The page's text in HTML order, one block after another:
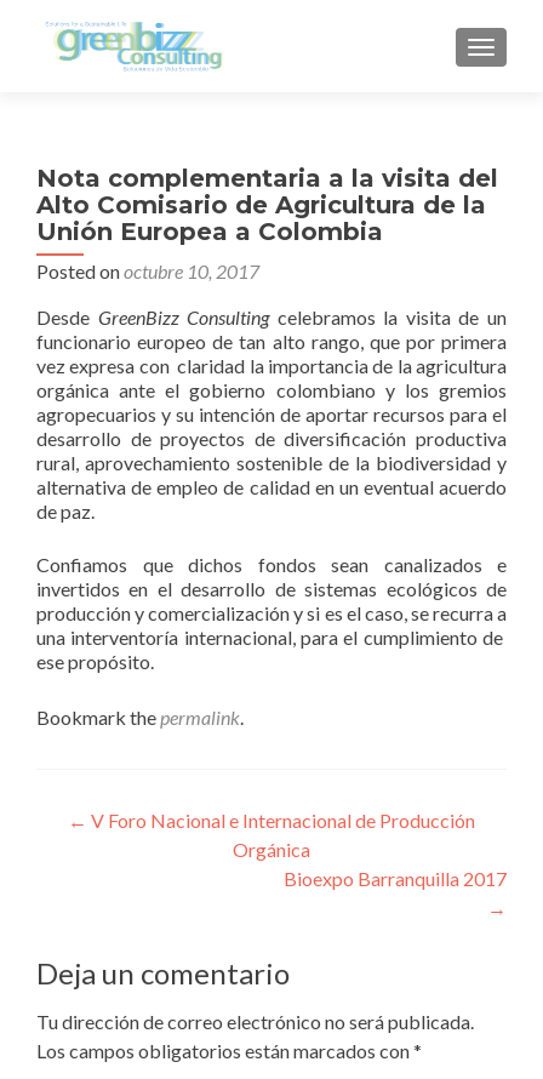
Nota complementaria a la visita del
Alto Comisario de Agricultura de la
Unión Europea a Colombia
Posted onoctubre 10, 2017
Desde GreenBizz Consultingcelebramos la visita de un
funcionario europeo de tan alto rango, que por primera
vez expresa con claridad la importancia de la agricultura
orgánica ante el gobierno colombiano y los gremios
agropecuarios y su intención de aportar recursos para el
desarrollo de proyectos de diversificación productiva
rural, aprovechamiento sostenible de la biodiversidad y
alternativa de empleo de calidad en un eventual acuerdo
de paz.
Confiamos que dichos fondos sean canalizados e
invertidos en el desarrollo de sistemas ecológicos de
producción y comercialización y si es el caso, se recurra a
una interventoría internacional, para el cumplimiento de
ese propósito.
Bookmark thepermalink.
Navegación
← V Foro Nacional e Internacional de Producción
Orgánica
Bioexpo Barranquilla 2017
→
Deja un comentario
Tu dirección de correo electrónico no será publicada.
Los campos obligatorios están marcados con*